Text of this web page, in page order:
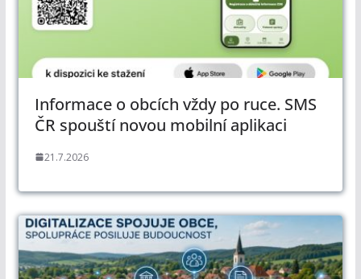
Informace o obcích vždy po ruce. SMS
ČR spouští novou mobilní aplikaci
21.7.2026